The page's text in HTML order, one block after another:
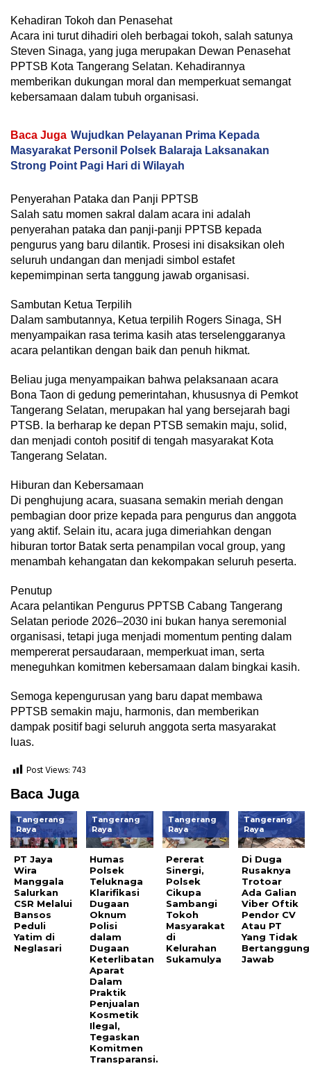
Kehadiran Tokoh dan Penasehat
Acara ini turut dihadiri oleh berbagai tokoh, salah satunya
Steven Sinaga, yang juga merupakan Dewan Penasehat
PPTSB Kota Tangerang Selatan. Kehadirannya
memberikan dukungan moral dan memperkuat semangat
kebersamaan dalam tubuh organisasi.
Baca Juga Wujudkan Pelayanan Prima Kepada
Masyarakat Personil Polsek Balaraja Laksanakan
Strong Point Pagi Hari di Wilayah
Penyerahan Pataka dan Panji PPTSB
Salah satu momen sakral dalam acara ini adalah
penyerahan pataka dan panji-panji PPTSB kepada
pengurus yang baru dilantik. Prosesi ini disaksikan oleh
seluruh undangan dan menjadi simbol estafet
kepemimpinan serta tanggung jawab organisasi.
Sambutan Ketua Terpilih
Dalam sambutannya, Ketua terpilih Rogers Sinaga, SH
menyampaikan rasa terima kasih atas terselenggaranya
acara pelantikan dengan baik dan penuh hikmat.
Beliau juga menyampaikan bahwa pelaksanaan acara
Bona Taon di gedung pemerintahan, khususnya di Pemkot
Tangerang Selatan, merupakan hal yang bersejarah bagi
PTSB. Ia berharap ke depan PTSB semakin maju, solid,
dan menjadi contoh positif di tengah masyarakat Kota
Tangerang Selatan.
Hiburan dan Kebersamaan
Di penghujung acara, suasana semakin meriah dengan
pembagian door prize kepada para pengurus dan anggota
yang aktif. Selain itu, acara juga dimeriahkan dengan
hiburan tortor Batak serta penampilan vocal group, yang
menambah kehangatan dan kekompakan seluruh peserta.
Penutup
Acara pelantikan Pengurus PPTSB Cabang Tangerang
Selatan periode 2026–2030 ini bukan hanya seremonial
organisasi, tetapi juga menjadi momentum penting dalam
mempererat persaudaraan, memperkuat iman, serta
meneguhkan komitmen kebersamaan dalam bingkai kasih.
Semoga kepengurusan yang baru dapat membawa
PPTSB semakin maju, harmonis, dan memberikan
dampak positif bagi seluruh anggota serta masyarakat
luas.
Post Views:743
Baca Juga
Tangerang
Raya
PT Jaya
Wira
Manggala
Salurkan
CSR Melalui
Bansos
Peduli
Yatim di
Neglasari
Tangerang
Raya
Humas
Polsek
Teluknaga
Klarifikasi
Dugaan
Oknum
Polisi
dalam
Dugaan
Keterlibatan
Aparat
Dalam
Praktik
Penjualan
Kosmetik
Ilegal,
Tegaskan
Komitmen
Transparansi.
Tangerang
Raya
Pererat
Sinergi,
Polsek
Cikupa
Sambangi
Tokoh
Masyarakat
di
Kelurahan
Sukamulya
Tangerang
Raya
Di Duga
Rusaknya
Trotoar
Ada Galian
Viber Oftik
Pendor CV
Atau PT
Yang Tidak
Bertanggung
Jawab